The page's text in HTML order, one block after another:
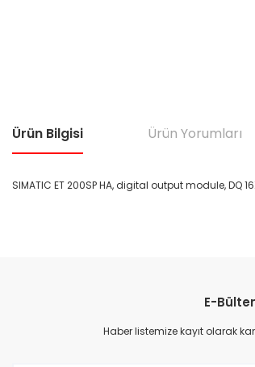
Ürün Bilgisi Ürün Yorumları
SIMATIC ET 200SP HA, digital output module,
Ürün resmi kalitesiz, bozuk veya
Ürün açıklamasında eksik bilgiler bulunuyor.
E-
Haber listemize kayıt olarak